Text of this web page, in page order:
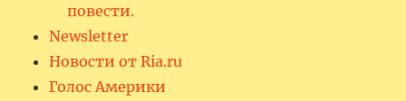
повести.
Newsletter
Новости от Ria.ru
Голос Америки